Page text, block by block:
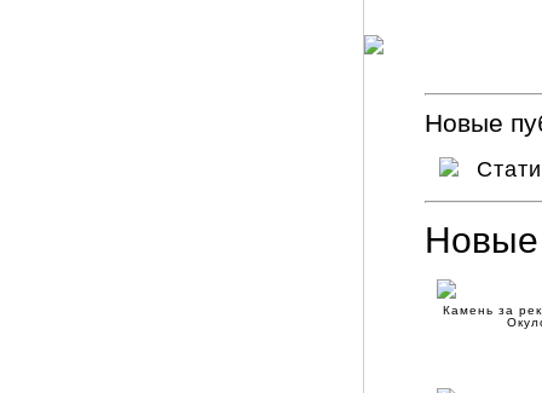
Новые
Камень за